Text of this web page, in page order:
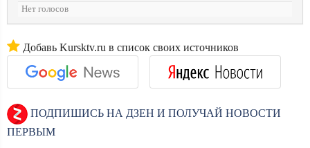
Нет голосов
Добавь Kursktv.ru в список своих источников
ПОДПИШИСЬ НА ДЗЕН И ПОЛУЧАЙ НОВОСТИ
ПЕРВЫМ